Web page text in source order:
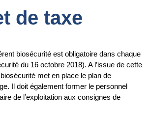
de taxe
biosécurité est obligatoire dans chaque
du 16 octobre 2018). A l’issue de cette
met en place le plan de
Il doit également former le personnel
de l’exploitation aux consignes de